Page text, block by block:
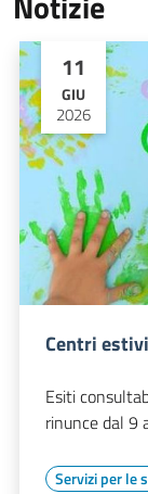
11
GIU
2026
Centri
Esiti
rinunce dal 9
Servizi per le